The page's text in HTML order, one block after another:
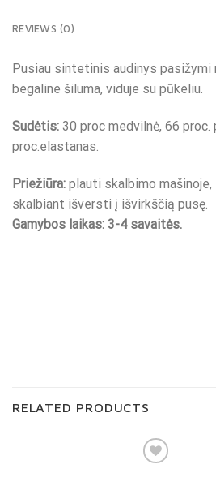
REVIEWS (0)
Pusiau sintetinis audinys pasižymi
begaline šiluma, viduje su pūkeliu.
Sudėtis: 30 proc medvilnė, 66
proc.elastanas.
Priežiūra: plauti skalbimo
skalbiant išversti į išvirkščią pusę.
Gamybos laikas: 3-4 savaitės.
RELATED PRODUCTS